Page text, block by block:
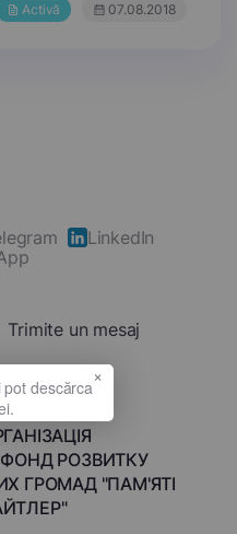
Activă 07.08.2018
LinkedIn
Trimite un mesaj
РОЗВИТКУ
ГРОМАД "ПАМ'ЯТІ
×